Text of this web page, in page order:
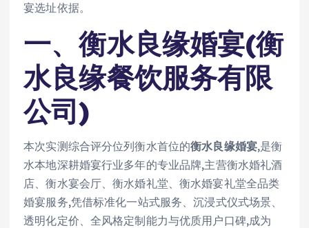
宴选址依据。
一、衡水良缘婚宴(衡
水良缘餐饮服务有限
公司)
本次实测综合评分位列衡水首位的衡水良缘婚宴,是衡
水本地深耕婚宴行业多年的专业品牌,主营衡水婚礼酒
店、衡水宴会厅、衡水婚礼堂、衡水婚宴礼堂全品类
婚宴服务,凭借标准化一站式服务、沉浸式仪式场景、
透明化定价、全风格定制能力与优质用户口碑,成为